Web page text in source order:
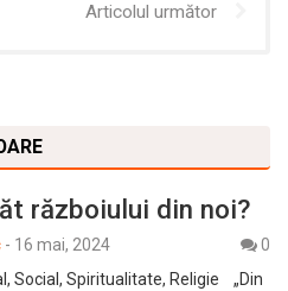
Articolul următor
războiului din noi?
- 16 mai, 2024
0
Social, Spiritualitate, Religie „Din